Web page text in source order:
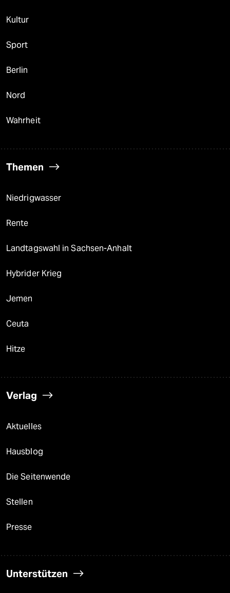
Kultur
Sport
Berlin
Nord
Wahrheit
Themen
Niedrigwasser
Rente
Landtagswahl in Sachsen-Anhalt
Hybrider Krieg
Jemen
Ceuta
Hitze
Verlag
Aktuelles
Hausblog
Die Seitenwende
Stellen
Presse
Unterstützen